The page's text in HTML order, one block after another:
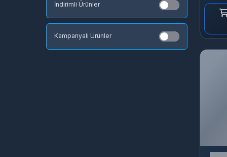
İndirimli Ürünler
Kampanyalı Ürünler